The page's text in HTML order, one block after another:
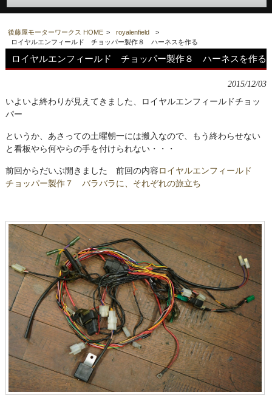
後藤屋モーターワークス HOME > royalenfield
>
ロイヤルエンフィールド チョッパー製作８ ハーネスを作る
ロイヤルエンフィールド チョッパー製作８ ハーネスを作る
2015/12/03
いよいよ終わりが見えてきました、ロイヤルエンフィールドチョッ
パー
というか、あさっての土曜朝一には搬入なので、もう終わらせない
と看板やら何やらの手を付けられない・・・
前回からだいぶ開きました 前回の内容ロイヤルエンフィールド
チョッパー製作７ バラバラに、それぞれの旅立ち